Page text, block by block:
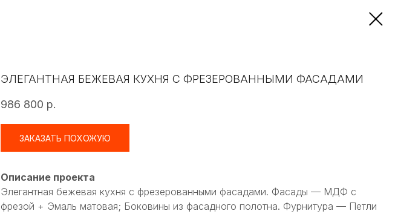
ЭЛЕГАНТНАЯ БЕЖЕВАЯ КУХНЯ С ФРЕЗЕРОВАННЫМИ ФАСАДАМИ
986 800 р.
ЗАКАЗАТЬ ПОХОЖУЮ
Описание проекта
Элегантная бежевая кухня с фрезерованными фасадами. Фасады — МДФ с
фрезой + Эмаль матовая; Боковины из фасадного полотна. Фурнитура — Петли